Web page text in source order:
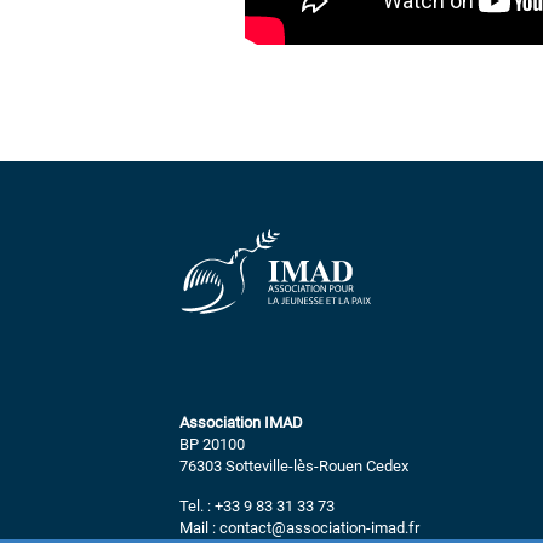
Association IMAD
BP 20100
76303 Sotteville-lès-Rouen Cedex
Tel. : +33 9 83 31 33 73
Mail : contact@association-imad.fr